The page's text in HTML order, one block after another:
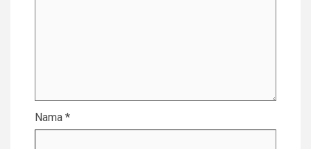
Nama *